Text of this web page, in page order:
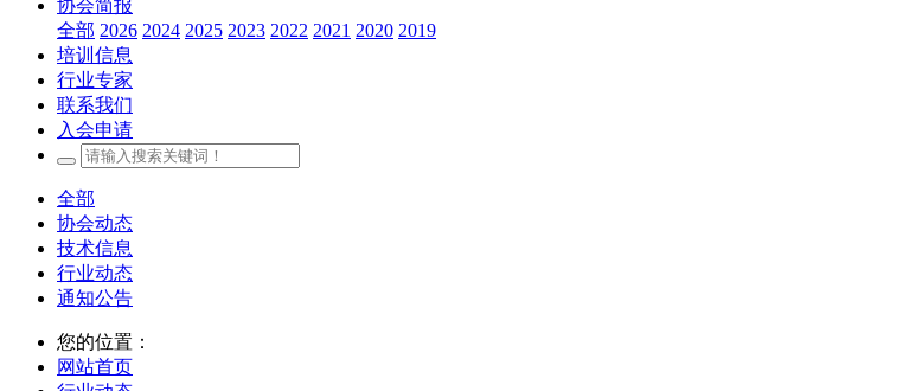
协会简报
全部 2026 2024 2025 2023 2022 2021 2020 2019
培训信息
行业专家
联系我们
入会申请
全部
协会动态
技术信息
行业动态
通知公告
您的位置：
网站首页